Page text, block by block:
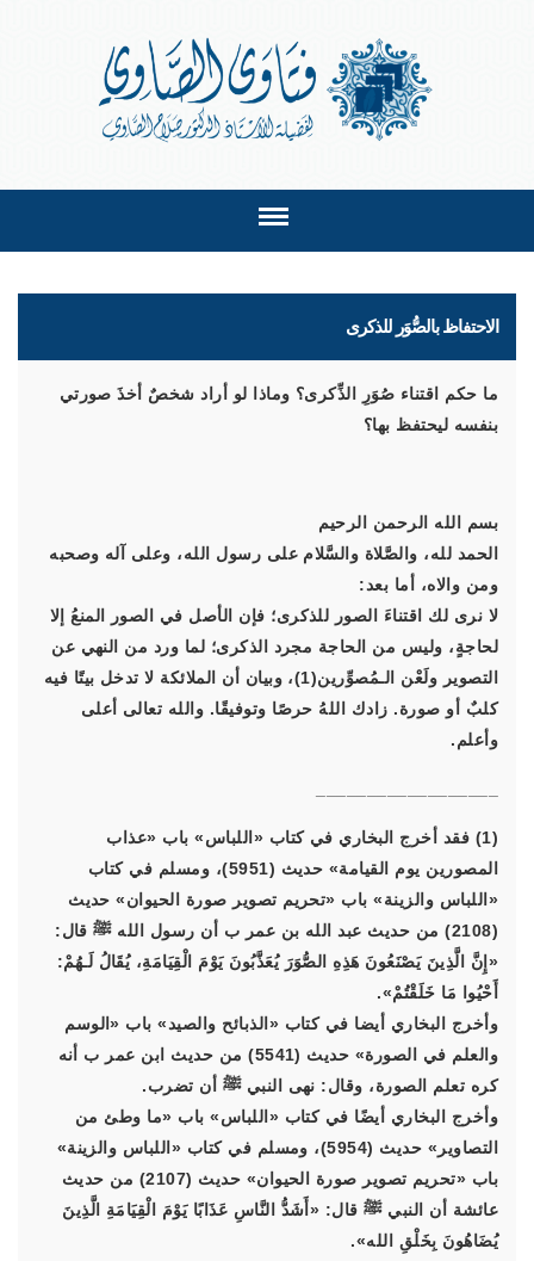
الاحتفاظ بالصُّوَر للذكرى
ما حكم اقتناء صُوَرِ الذِّكرى؟ وماذا لو أراد شخصٌ أخذَ صورتي
بنفسه ليحتفظ بها؟
بسم الله الرحمن الرحيم
الحمد لله، والصَّلاة والسَّلام على رسول الله، وعلى آله وصحبه
ومن والاه، أما بعد:
لا نرى لك اقتناءَ الصور للذكرى؛ فإن الأصل في الصور المنعُ إلا
لحاجةٍ، وليس من الحاجة مجرد الذكرى؛ لما ورد من النهي عن
التصوير ولَعْن الـمُصوِّرين(1)، وبيان أن الملائكة لا تدخل بيتًا فيه
كلبٌ أو صورة. زادك اللهُ حرصًا وتوفيقًا. والله تعالى أعلى
وأعلم.
(1) فقد أخرج البخاري في كتاب «اللباس» باب «عذاب
المصورين يوم القيامة» حديث (5951)، ومسلم في كتاب
«اللباس والزينة» باب «تحريم تصوير صورة الحيوان» حديث
(2108) من حديث عبد الله بن عمر ب أن رسول الله ﷺ قال:
«إِنَّ الَّذِينَ يَصْنَعُونَ هَذِهِ الصُّوَرَ يُعَذَّبُونَ يَوْمَ الْقِيَامَةِ، يُقَالُ لَـهُمْ:
أَحْيُوا مَا خَلَقْتُمْ».
وأخرج البخاري أيضا في كتاب «الذبائح والصيد» باب «الوسم
والعلم في الصورة» حديث (5541) من حديث ابن عمر ب أنه
كره تعلم الصورة، وقال: نهى النبي ﷺ أن تضرب.
وأخرج البخاري أيضًا في كتاب «اللباس» باب «ما وطئ من
التصاوير» حديث (5954)، ومسلم في كتاب «اللباس والزينة»
باب «تحريم تصوير صورة الحيوان» حديث (2107) من حديث
عائشة أن النبي ﷺ قال: «أَشَدُّ النَّاسِ عَذَابًا يَوْمَ الْقِيَامَةِ الَّذِينَ
يُضَاهُونَ بِخَلْقِ الله».